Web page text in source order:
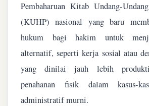
Pembaharuan Kitab Undang-
(KUHP) nasional yang baru
hukum bagi hakim untuk
alternatif, seperti kerja sosial atau
yang dinilai jauh lebih
penahanan fisik dalam kasus-
administratif murni.